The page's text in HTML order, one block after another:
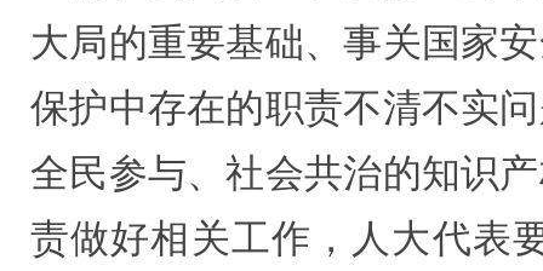
大局的重要基础、事关国家
保护中存在的职责不清不实
全民参与、社会共治的知识
责做好相关工作，人大代表